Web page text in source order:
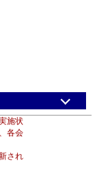
施状
各会
され